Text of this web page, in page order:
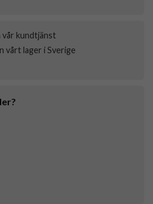
kundtjänst
vårt lager i Sverige